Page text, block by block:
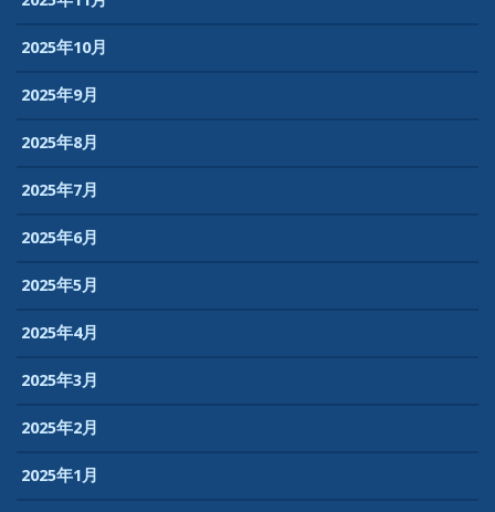
2025年10月
2025年9月
2025年8月
2025年7月
2025年6月
2025年5月
2025年4月
2025年3月
2025年2月
2025年1月